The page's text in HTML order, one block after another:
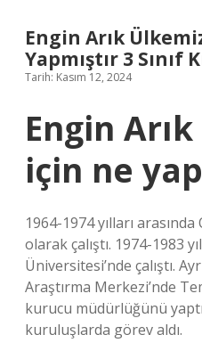
Engin Arık
Yapmıştır 3 Sınıf
Tarih: Kasım 12, 2024
Engin
için ne
1964-1974 yılları
olarak çalıştı. 1974-1983
Üniversitesi’nde çalıştı.
Araştırma Merkezi’nde
kurucu müdürlüğünü
kuruluşlarda görev aldı.